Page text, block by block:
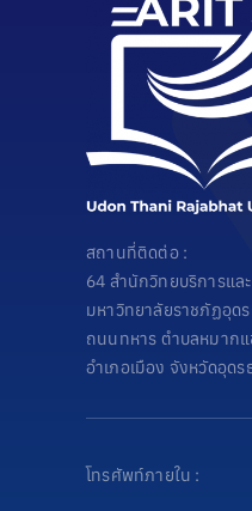
สถานที่ติดต่อ :
64 สำนักวิทยบริการแล
มหาวิทยาลัยราชภัฏอุด
ถนนทหาร ตำบลหมาก
อำเภอเมือง จังหวัดอุด
โทรศัพท์ภายใน :